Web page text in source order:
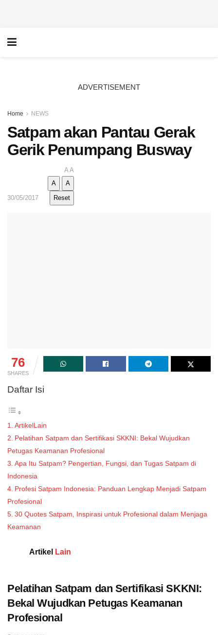
ADVERTISEMENT
Home NEWS
Satpam akan Pantau Gerak
Gerik Penumpang Busway
30/05/2017
A A
A
A
Reset
76
SHARES
Daftar Isi
ArtikelLain
Pelatihan Satpam dan Sertifikasi SKKNI: Bekal Wujudkan
Petugas Keamanan Profesional
Apa Itu Satpam? Pengertian, Fungsi, dan Tugas Satpam di
Indonesia
Profesi Satpam Indonesia: Panduan Lengkap Menjadi Satpam
Profesional
30 Quotes Satpam, Inspirasi untuk Profesional dalam Menjaga
Keamanan
Artikel Lain
Pelatihan Satpam dan Sertifikasi SKKNI:
Bekal Wujudkan Petugas Keamanan
Profesional